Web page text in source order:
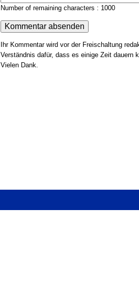
Number of remaining characters : 1000
Ihr Kommentar wird vor der Freischaltung
Verständnis dafür, dass es einige Zeit
Vielen Dank.